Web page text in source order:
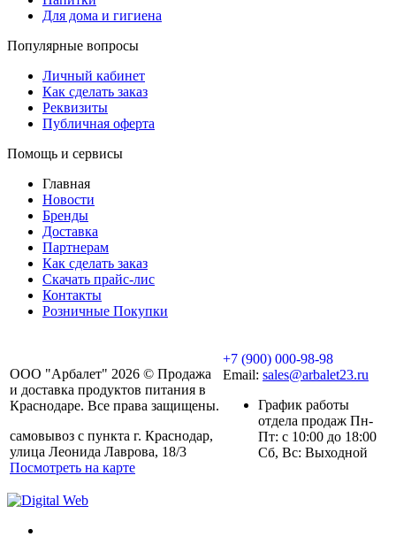
Для дома и гигиена
Популярные вопросы
Личный кабинет
Как сделать заказ
Реквизиты
Публичная оферта
Помощь и сервисы
Главная
Новости
Бренды
Доставка
Партнерам
Как сделать заказ
Скачать прайс-лис
Контакты
Розничные Покупки
ООО "Арбалет" 2026 © Продажа
и доставка продуктов питания в
Краснодаре. Все права защищены.
самовывоз с пункта г. Краснодар,
улица Леонида Лаврова, 18/3
Посмотреть на карте
+7 (900) 000-98-98
Email: sales@arbalet23.ru
График работы
отдела продаж Пн-
Пт: с 10:00 до 18:00
Сб, Вс: Выходной